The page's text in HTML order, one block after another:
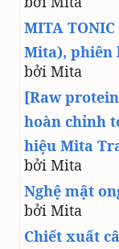
MITA
Mita), phiên
bởi Mita
[Raw
hoàn chỉnh
hiệu Mita
bởi Mita
Nghệ mật
bởi Mita
Chiết xuất